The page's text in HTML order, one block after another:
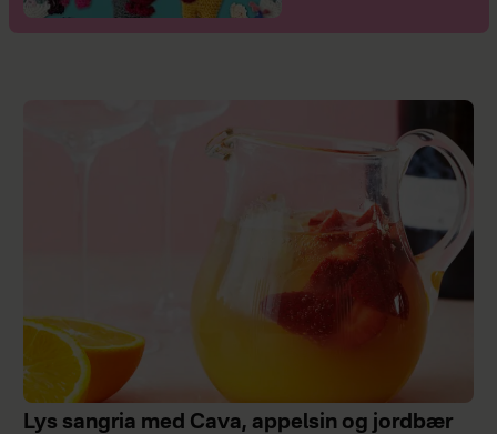
Lys sangria med Cava, appelsin og jordbær